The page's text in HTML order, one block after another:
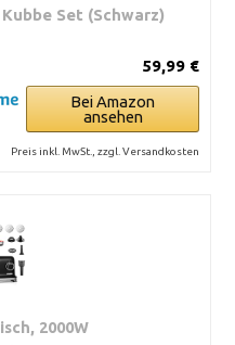
Set (Schwarz)
59,99 €
Bei Amazon
ansehen
Preis inkl. MwSt., zzgl. Versandkosten
2000W